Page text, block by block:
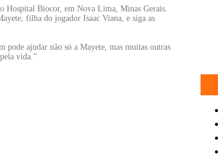
Hospital Biocor, em Nova Lima, Minas Gerais.
filha do jogador Isaac Viana, e siga as
pode ajudar não só a Mayete, mas muitas outras
vida.”